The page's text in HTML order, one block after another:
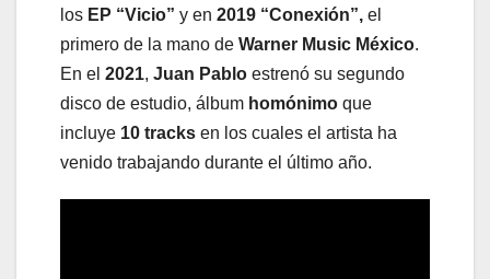
los EP “Vicio” y en 2019 “Conexión”, el
primero de la mano de Warner Music México.
En el 2021, Juan Pablo estrenó su segundo
disco de estudio, álbum homónimo que
incluye 10 tracks en los cuales el artista ha
venido trabajando durante el último año.